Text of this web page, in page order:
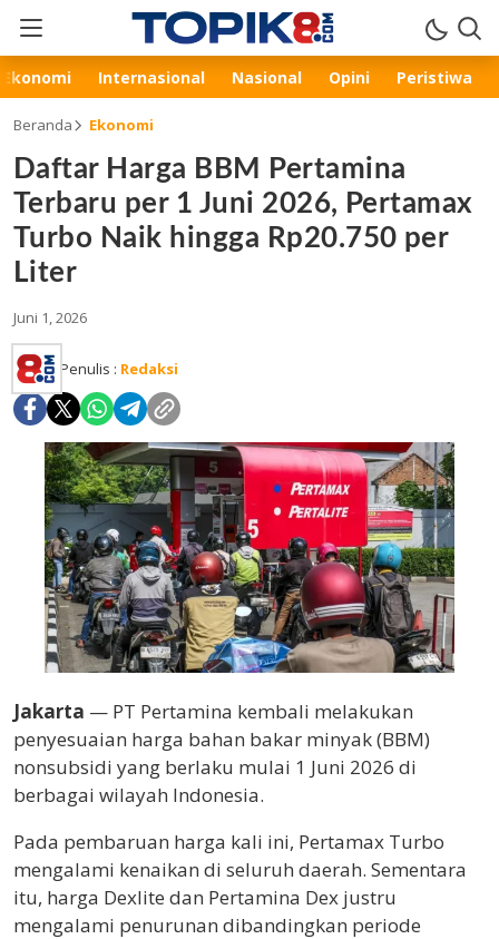
Ekonomi Internasional Nasional Opini Peristiwa
Beranda Ekonomi
Daftar Harga BBM Pertamina
Terbaru per 1 Juni 2026, Pertamax
Turbo Naik hingga Rp20.750 per
Liter
Juni 1, 2026
Penulis : Redaksi
Jakarta — PT Pertamina kembali melakukan
penyesuaian harga bahan bakar minyak (BBM)
nonsubsidi yang berlaku mulai 1 Juni 2026 di
berbagai wilayah Indonesia.
Pada pembaruan harga kali ini, Pertamax Turbo
mengalami kenaikan di seluruh daerah. Sementara
itu, harga Dexlite dan Pertamina Dex justru
mengalami penurunan dibandingkan periode